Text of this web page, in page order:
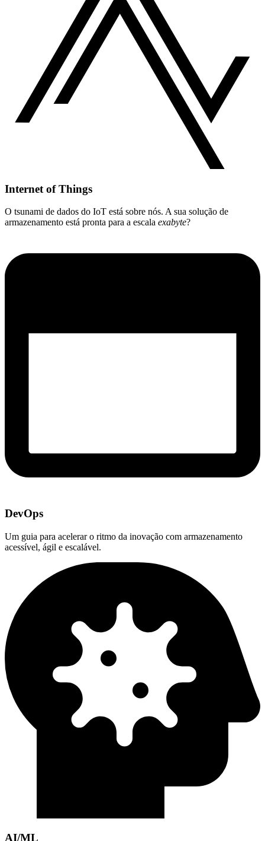
Internet of Things
O tsunami de dados do IoT está sobre nós. A sua solução de
armazenamento está pronta para a escala exabyte?
DevOps
Um guia para acelerar o ritmo da inovação com armazenamento
acessível, ágil e escalável.
AI/ML